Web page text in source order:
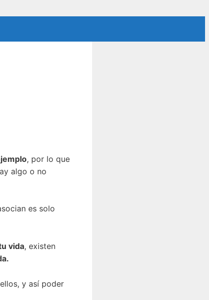
, por lo que
algo o no
es solo
vida, existen
y así poder